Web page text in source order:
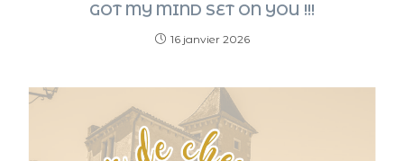
GOT MY MIND SET ON YOU !!!
16 janvier 2026